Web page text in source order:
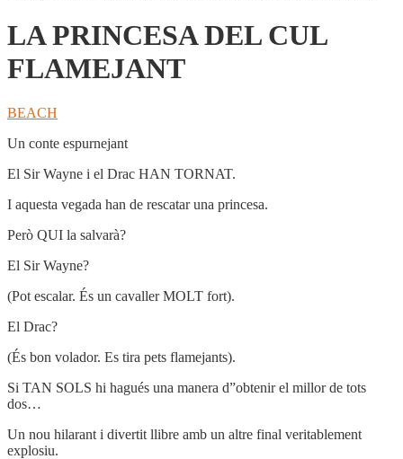
LA PRINCESA DEL CUL
FLAMEJANT
BEACH
Un conte espurnejant
El Sir Wayne i el Drac HAN TORNAT.
I aquesta vegada han de rescatar una princesa.
Però QUI la salvarà?
El Sir Wayne?
(Pot escalar. És un cavaller MOLT fort).
El Drac?
(És bon volador. Es tira pets flamejants).
Si TAN SOLS hi hagués una manera d”obtenir el millor de tots
dos…
Un nou hilarant i divertit llibre amb un altre final veritablement
explosiu.